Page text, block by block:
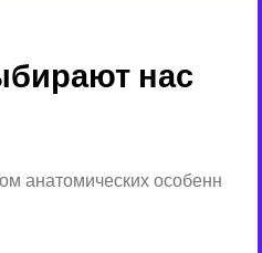
нас
анатомических особенн